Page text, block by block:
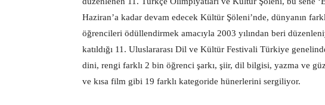
Haziran’a kadar devam edecek Kültür Şöleni’nde, dünyanın
öğrencileri ödüllendirmek amacıyla 2003 yılından beri
katıldığı 11. Uluslararası Dil ve Kültür Festivali Türkiye
dini, rengi farklı 2 bin öğrenci şarkı, şiir, dil bilgisi, yazma ve
ve kısa film gibi 19 farklı kategoride hünerlerini sergiliyor.